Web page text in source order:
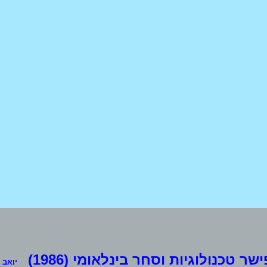
טכנולוגיות וסחר בינלאומי (1986) יואב שחם 3ב, ת.ד.